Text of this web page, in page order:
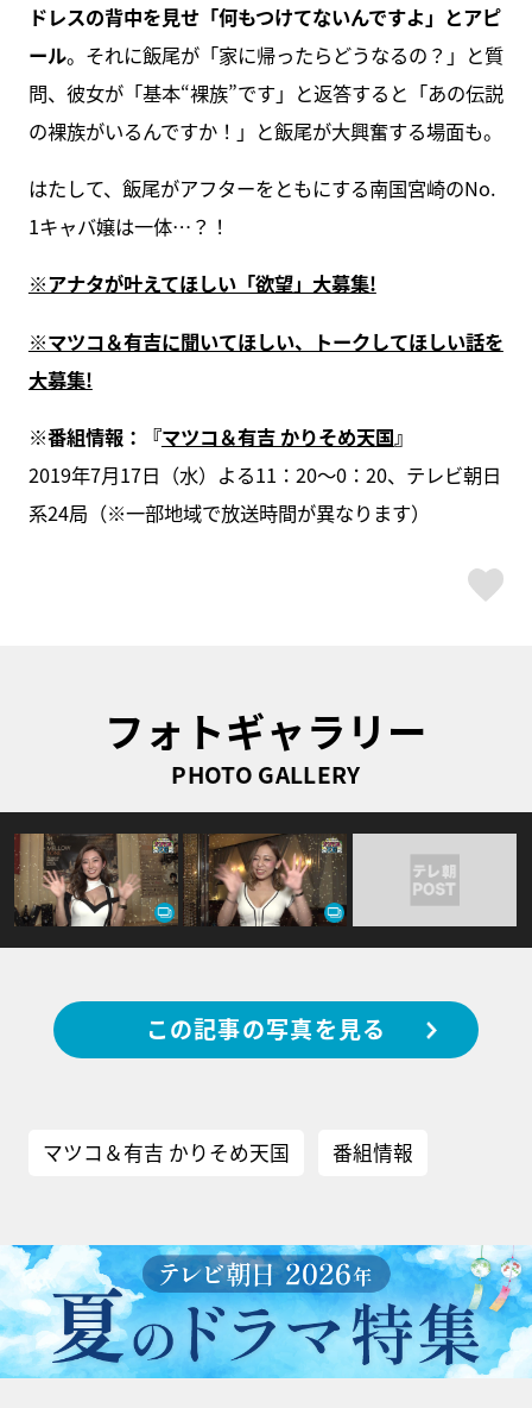
ドレスの背中を見せ「何もつけてないんですよ」とアピ
ール。それに飯尾が「家に帰ったらどうなるの？」と質
問、彼女が「基本“裸族”です」と返答すると「あの伝説
の裸族がいるんですか！」と飯尾が大興奮する場面も。
はたして、飯尾がアフターをともにする南国宮崎のNo.
1キャバ嬢は一体…？！
※アナタが叶えてほしい「欲望」大募集!
※マツコ＆有吉に聞いてほしい、トークしてほしい話を
大募集!
※番組情報：『マツコ＆有吉 かりそめ天国』
2019年7月17日（水）よる11：20〜0：20、テレビ朝日
系24局（※一部地域で放送時間が異なります）
フォトギャラリー
PHOTO GALLERY
この記事の写真を見る
マツコ＆有吉 かりそめ天国 番組情報